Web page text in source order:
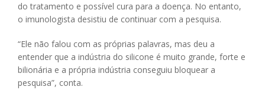
do tratamento e possível cura para a doença. No entanto,
o imunologista desistiu de continuar com a pesquisa.
“Ele não falou com as próprias palavras, mas deu a
entender que a indústria do silicone é muito grande, forte e
bilionária e a própria indústria conseguiu bloquear a
pesquisa”, conta.